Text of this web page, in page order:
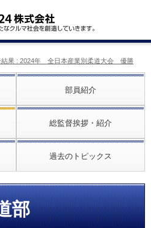
結果 : 2024年 全日本産業別柔道大会 優勝
部員紹介
総監督挨拶・紹介
過去のトピックス
部